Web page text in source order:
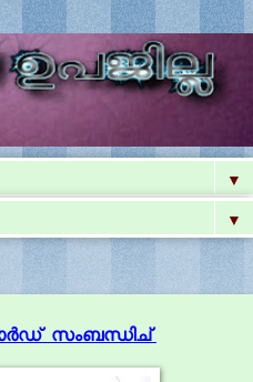
▼
▼
സംബന്ധിച്